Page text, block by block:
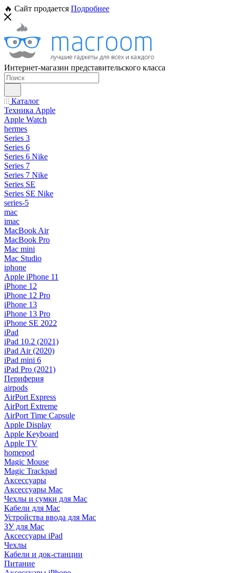
🔥 Сайт продается Подробнее
Интернет-магазин представительского класса
Каталог
Техника Apple
Apple Watch
hermes
Series 3
Series 6
Series 6 Nike
Series 7
Series 7 Nike
Series SE
Series SE Nike
series-5
mac
imac
MacBook Air
MacBook Pro
Mac mini
Mac Studio
iphone
Apple iPhone 11
iPhone 12
iPhone 12 Pro
iPhone 13
iPhone 13 Pro
iPhone SE 2022
iPad
iPad 10.2 (2021)
iPad Air (2020)
iPad mini 6
iPad Pro (2021)
Периферия
airpods
AirPort Express
AirPort Extreme
AirPort Time Capsule
Apple Display
Apple Keyboard
Apple TV
homepod
Magic Mouse
Magic Trackpad
Аксессуары
Аксессуары Mac
Чехлы и сумки для Mac
Кабели для Mac
Устройства ввода для Mac
ЗУ для Mac
Аксессуары iPad
Чехлы
Кабели и док-станции
Питание